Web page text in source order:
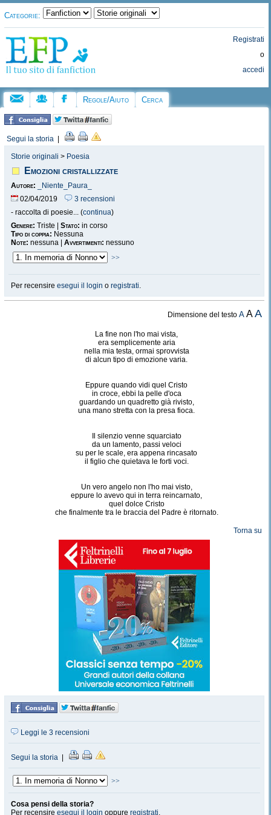
Categorie:
Registrati
o
accedi
Regole/Aiuto Cerca
Segui la storia
Storie originali > Poesia
Emozioni cristallizzate
Autore:
_Niente_Paura_
02/04/2019
3 recensioni
- raccolta di poesie... (continua)
Genere: Triste | Stato: in corso
Tipo di coppia: Nessuna
Note: nessuna | Avvertimenti: nessuno
>>
Per recensire esegui il login o registrati.
Dimensione del testoA AA
La fine non l'ho mai vista,
era semplicemente aria
nella mia testa, ormai sprovvista
di alcun tipo di emozione varia.
Eppure quando vidi quel Cristo
in croce, ebbi la pelle d'oca
guardando un quadretto già rivisto,
una mano stretta con la presa fioca.
Il silenzio venne squarciato
da un lamento, passi veloci
su per le scale, era appena rincasato
il figlio che quietava le forti voci.
Un vero angelo non l'ho mai visto,
eppure lo avevo qui in terra reincarnato,
quel dolce Cristo
che finalmente tra le braccia del Padre è ritornato.
Torna su
Leggi le 3 recensioni
Segui la storia
>>
Cosa pensi della storia?
Per recensire esegui il login oppure registrati.